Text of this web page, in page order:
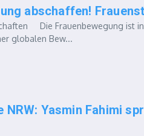
abschaffen!
Die Frauenbewegung ist
globalen Bew...
NRW: Yasmin Fahimi